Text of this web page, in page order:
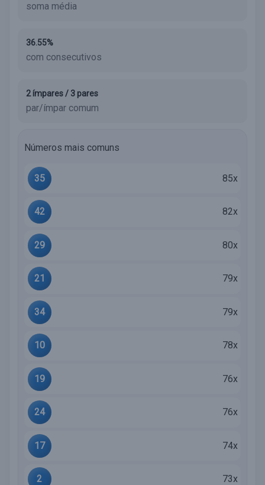
soma média
36.55%
com consecutivos
2 ímpares / 3 pares
par/ímpar comum
Números mais comuns
35 85x
42 82x
29 80x
21 79x
34 79x
10 78x
19 76x
24 76x
17 74x
2 73x